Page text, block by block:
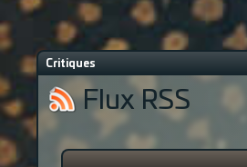
Critiques
Flux RSS